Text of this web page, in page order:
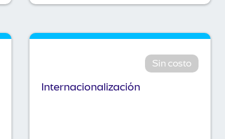
Sin costo
Internacionalización